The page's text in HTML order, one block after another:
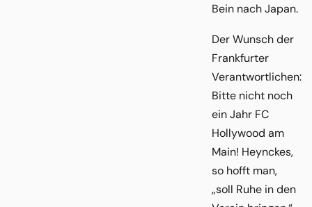
Bein nach Japan.
Der Wunsch der
Frankfurter
Verantwortlichen:
Bitte nicht noch
ein Jahr FC
Hollywood am
Main! Heynckes,
so hofft man,
„soll Ruhe in den